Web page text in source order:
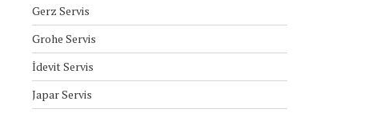
Gerz Servis
Grohe Servis
İdevit Servis
Japar Servis